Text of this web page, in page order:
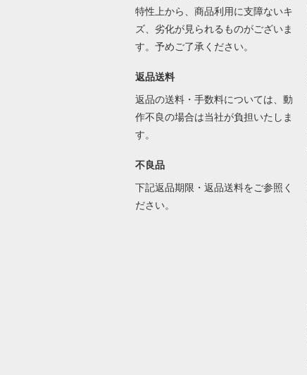
特性上から、商品利用に支障ないキ
ズ、劣化が見られるものがございま
す。予めご了承ください。
返品送料
返品の送料・手数料については、動
作不良の場合は当社が負担いたしま
す。
不良品
下記返品期限・返品送料をご参照く
ださい。